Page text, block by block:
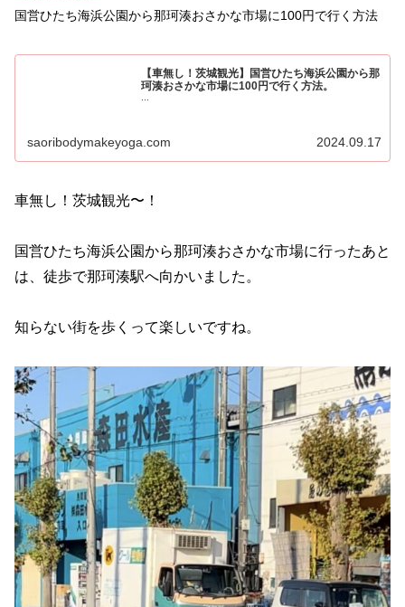
国営ひたち海浜公園から那珂湊おさかな市場に100円で行く方法
【車無し！茨城観光】国営ひたち海浜公園から那
珂湊おさかな市場に100円で行く方法。
saoribodymakeyoga.com 2024.09.17
車無し！茨城観光〜！
国営ひたち海浜公園から那珂湊おさかな市場に行ったあと
は、徒歩で那珂湊駅へ向かいました。
知らない街を歩くって楽しいですね。